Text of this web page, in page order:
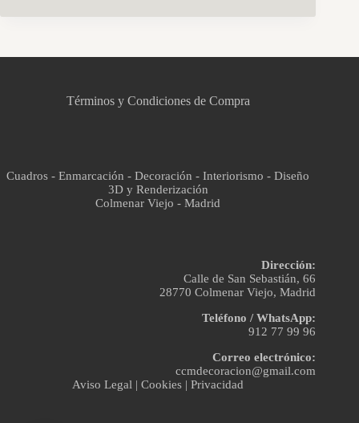
Términos y Condiciones de Compra
Cuadros - Enmarcación - Decoración - Interiorismo - Diseño
3D y Renderización
Colmenar Viejo - Madrid
Dirección:
Calle de San Sebastián, 66
28770 Colmenar Viejo, Madrid
Teléfono / WhatsApp:
912 77 99 96
Correo electrónico:
ccmdecoracion@gmail.com
Aviso Legal |Cookies |Privacidad
Asistente virtual · En línea